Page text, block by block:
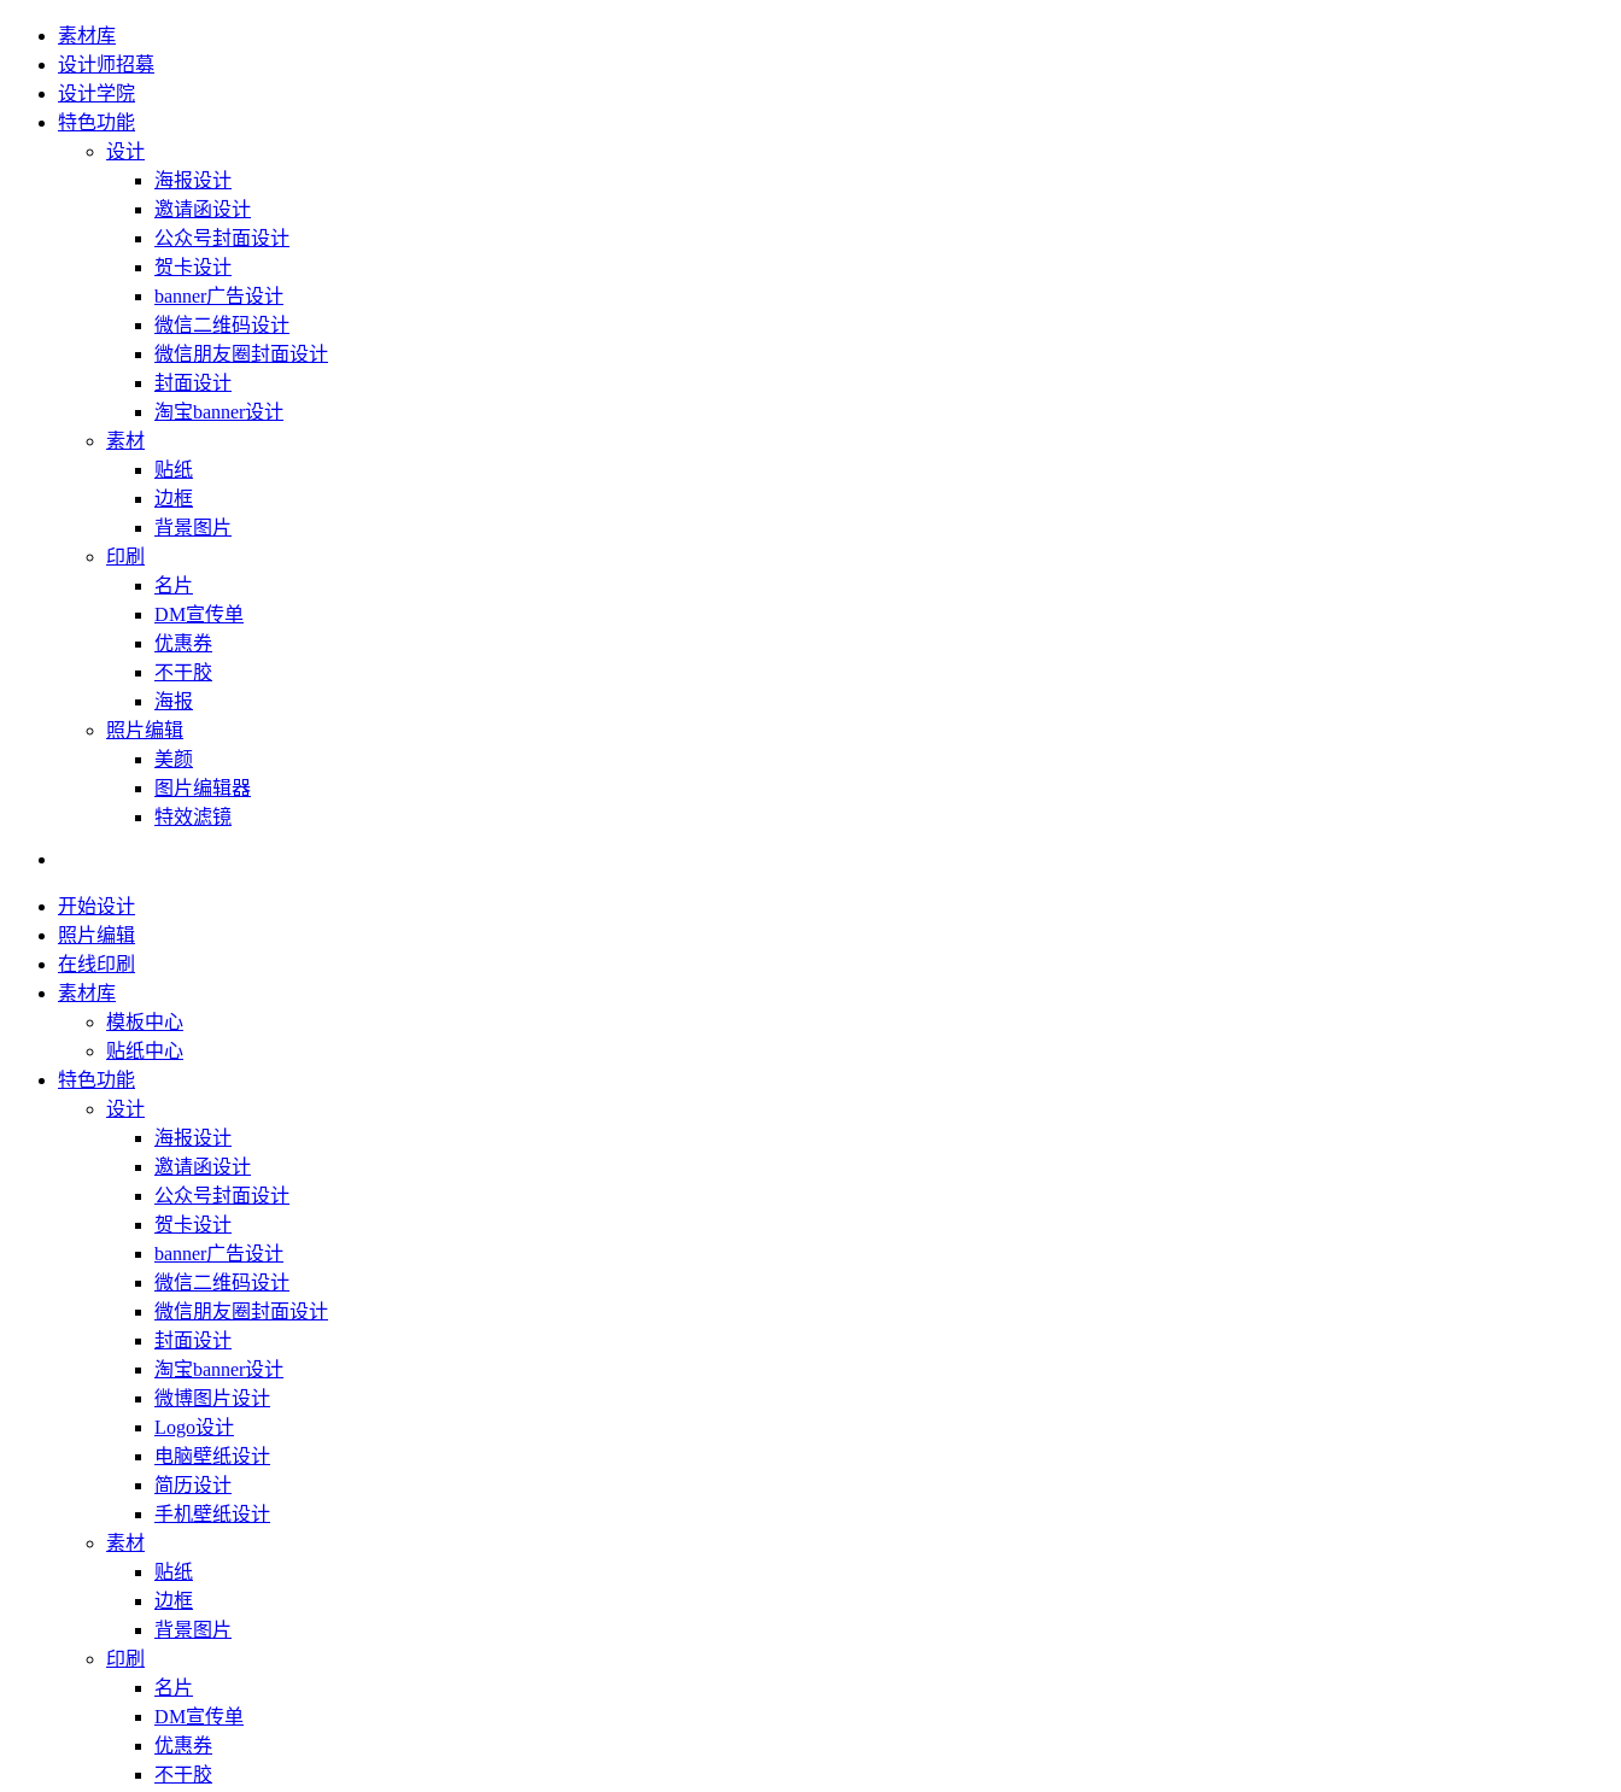
素材库
设计师招募
设计学院
特色功能
设计
海报设计
邀请函设计
公众号封面设计
贺卡设计
banner广告设计
微信二维码设计
微信朋友圈封面设计
封面设计
淘宝banner设计
素材
贴纸
边框
背景图片
印刷
名片
DM宣传单
优惠券
不干胶
海报
照片编辑
美颜
图片编辑器
特效滤镜
开始设计
照片编辑
在线印刷
素材库
模板中心
贴纸中心
特色功能
设计
海报设计
邀请函设计
公众号封面设计
贺卡设计
banner广告设计
微信二维码设计
微信朋友圈封面设计
封面设计
淘宝banner设计
微博图片设计
Logo设计
电脑壁纸设计
简历设计
手机壁纸设计
素材
贴纸
边框
背景图片
印刷
名片
DM宣传单
优惠券
不干胶